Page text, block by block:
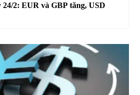
24/2: EUR và GBP tăng, USD